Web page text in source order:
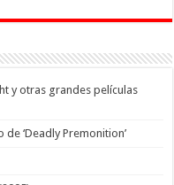
y otras grandes películas
‘Deadly Premonition’